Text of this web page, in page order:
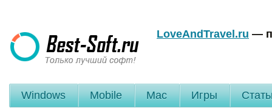
LoveAndTravel.ru —
Windows Mobile Mac Игры